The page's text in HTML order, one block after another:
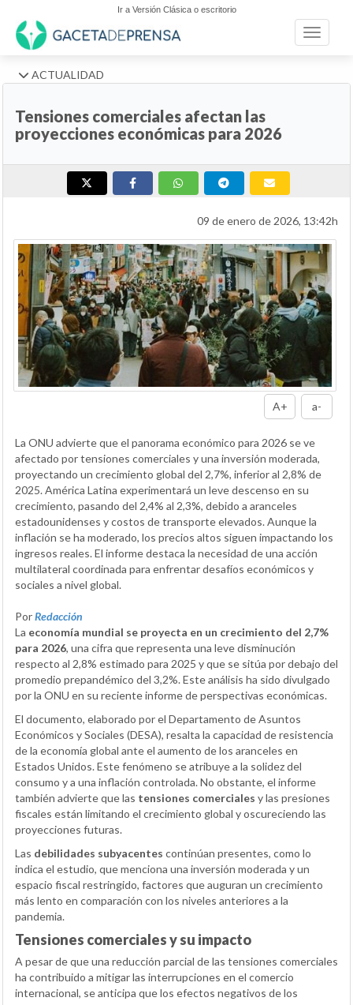
Ir a Versión Clásica o escritorio
Toggle
ACTUALIDAD
Tensiones comerciales afectan las
proyecciones económicas para 2026
09 de enero de 2026, 13:42h
A+ a-
La ONU advierte que el panorama económico para 2026 se ve
afectado por tensiones comerciales y una inversión moderada,
proyectando un crecimiento global del 2,7%, inferior al 2,8% de
2025. América Latina experimentará un leve descenso en su
crecimiento, pasando del 2,4% al 2,3%, debido a aranceles
estadounidenses y costos de transporte elevados. Aunque la
inflación se ha moderado, los precios altos siguen impactando los
ingresos reales. El informe destaca la necesidad de una acción
multilateral coordinada para enfrentar desafíos económicos y
sociales a nivel global.
PorRedacción
La economía mundial se proyecta en un crecimiento del 2,7%
para 2026, una cifra que representa una leve disminución
respecto al 2,8% estimado para 2025 y que se sitúa por debajo del
promedio prepandémico del 3,2%. Este análisis ha sido divulgado
por la ONU en su reciente informe de perspectivas económicas.
El documento, elaborado por el Departamento de Asuntos
Económicos y Sociales (DESA), resalta la capacidad de resistencia
de la economía global ante el aumento de los aranceles en
Estados Unidos. Este fenómeno se atribuye a la solidez del
consumo y a una inflación controlada. No obstante, el informe
también advierte que las tensiones comerciales y las presiones
fiscales están limitando el crecimiento global y oscureciendo las
proyecciones futuras.
Las debilidades subyacentes continúan presentes, como lo
indica el estudio, que menciona una inversión moderada y un
espacio fiscal restringido, factores que auguran un crecimiento
más lento en comparación con los niveles anteriores a la
pandemia.
Tensiones comerciales y su impacto
A pesar de que una reducción parcial de las tensiones comerciales
ha contribuido a mitigar las interrupciones en el comercio
internacional, se anticipa que los efectos negativos de los